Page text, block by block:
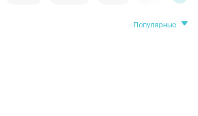
популярные